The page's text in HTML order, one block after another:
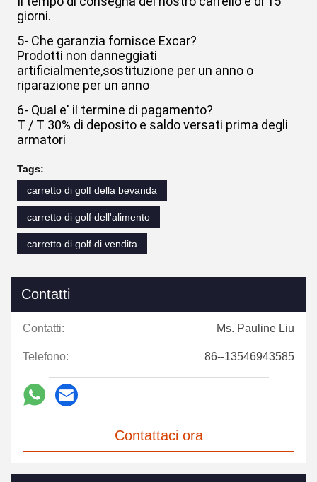
giorni.
5- Che garanzia fornisce Excar?
Prodotti non danneggiati
artificialmente,sostituzione per un anno o
riparazione per un anno
6- Qual e' il termine di pagamento?
T / T 30% di deposito e saldo versati prima degli
armatori
Tags:
carretto di golf della bevanda
carretto di golf dell'alimento
carretto di golf di vendita
Contatti
Contatti: Ms. Pauline Liu
Telefono: 86--13546943585
Contattaci ora